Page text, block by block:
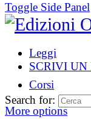
Toggle Side Panel
Leggi
SCRIVI
Corsi
More options
Search for: